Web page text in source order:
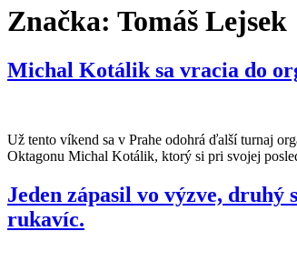
Značka: Tomáš Lejsek
Michal Kotálik sa vracia do
Už tento víkend sa v Prahe odohrá ďalší turnaj
Oktagonu Michal Kotálik, ktorý si pri svojej
Jeden zápasil vo výzve,
rukavíc.